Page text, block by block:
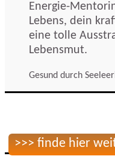
Energie-
Lebens, dein
eine tolle
Lebensmut.
Gesund durch
>>> finde hier